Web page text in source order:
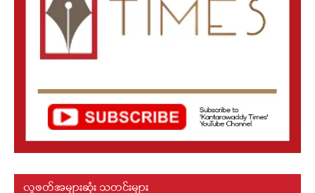
လူဖတ်အများဆုံး သတင်းများ